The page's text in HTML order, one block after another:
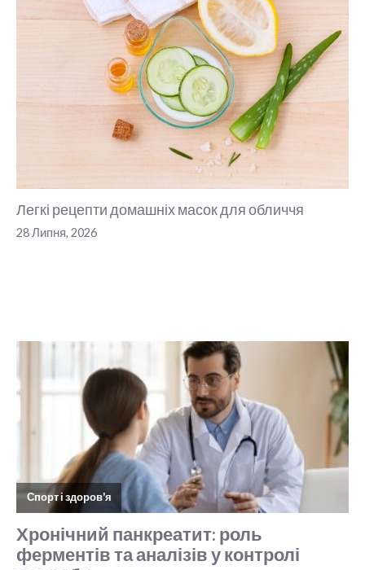
Легкі рецепти домашніх масок для обличчя
28 Липня, 2026